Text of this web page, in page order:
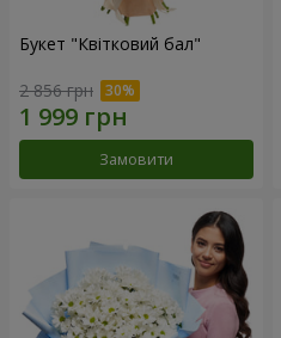
Букет "Квітковий бал"
2 856 грн
Замовити